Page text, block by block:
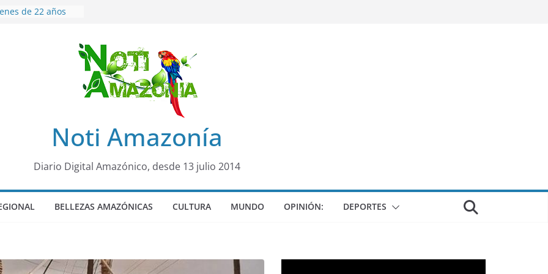
de 22 años
nueva reina por
de dormir mal en
Noti Amazonía
Diario Digital Amazónico, desde 13 julio 2014
BELLEZAS AMAZÓNICAS CULTURA MUNDO OPINIÓN: DEPORTES